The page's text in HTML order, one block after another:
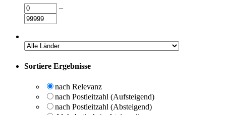
–
Sortiere Ergebnisse
nach Relevanz
nach Postleitzahl (Aufsteigend)
nach Postleitzahl (Absteigend)